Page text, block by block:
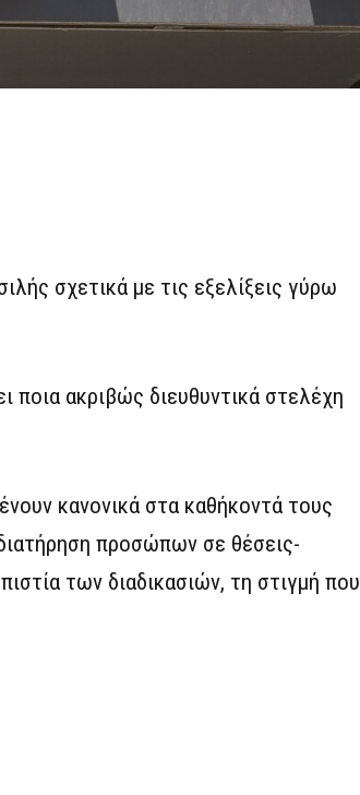
σχετικά με τις εξελίξεις γύρω
ποια ακριβώς διευθυντικά στελέχη
κανονικά στα καθήκοντά τους
προσώπων σε θέσεις-
των διαδικασιών, τη στιγμή που